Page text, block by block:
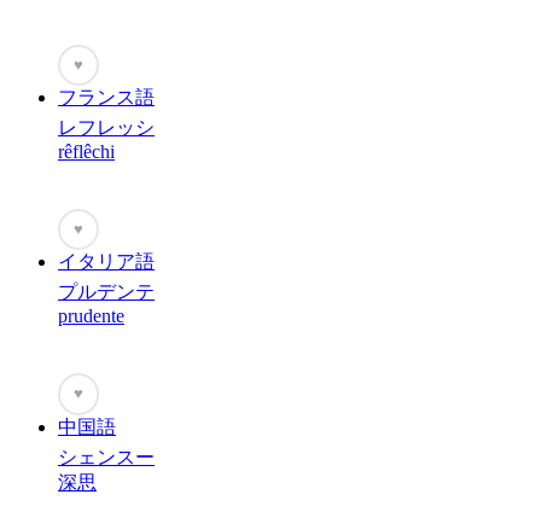
♥
フランス語
レフレッシ
rêflêchi
♥
イタリア語
プルデンテ
prudente
♥
中国語
シェンスー
深思